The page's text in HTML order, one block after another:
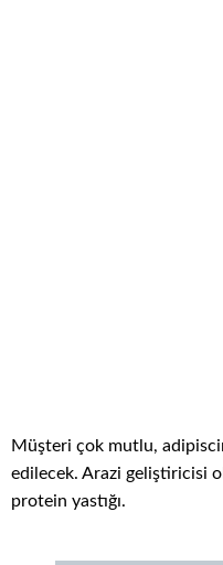
Müşteri çok mutlu,
edilecek. Arazi geliştiricisi
protein yastığı.